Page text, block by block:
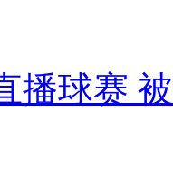
播球赛